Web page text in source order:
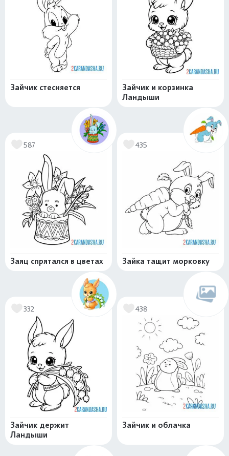
Зайчик стесняется
Зайчик и корзинка
Ландыши
587
Заяц спрятался в цветах
435
Зайка тащит морковку
332
Зайчик держит
Ландыши
438
Зайчик и облачка